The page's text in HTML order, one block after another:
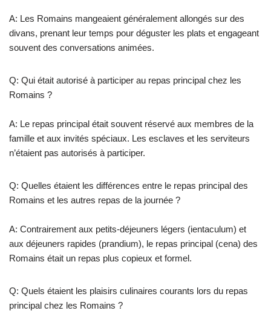
A: Les Romains mangeaient généralement allongés sur des
divans, prenant leur temps pour déguster les plats et engageant
souvent des conversations animées.
Q: Qui était autorisé à participer au repas principal chez les
Romains ?
A: Le repas principal était souvent réservé aux membres de la
famille et aux invités spéciaux. Les esclaves et les serviteurs
n’étaient pas autorisés à participer.
Q: Quelles étaient les différences entre le repas principal des
Romains et les autres repas de la journée ?
A: Contrairement aux petits-déjeuners légers (ientaculum) et
aux déjeuners rapides (prandium), le repas principal (cena) des
Romains était un repas plus copieux et formel.
Q: Quels étaient les plaisirs culinaires courants lors du repas
principal chez les Romains ?